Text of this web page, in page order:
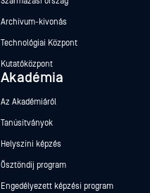
Archívum-kivonás
Technológiai Központ
Kutatóközpont
Akadémia
Az Akadémiáról
Tanúsítványok
Helyszíni képzés
Ösztöndíj program
Engedélyezett képzési program